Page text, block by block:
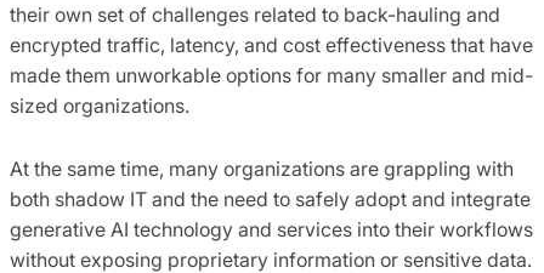
their own set of challenges related to back-hauling and
encrypted traffic, latency, and cost effectiveness that have
made them unworkable options for many smaller and mid-
sized organizations.
At the same time, many organizations are grappling with
both shadow IT and the need to safely adopt and integrate
generative AI technology and services into their workflows
without exposing proprietary information or sensitive data.